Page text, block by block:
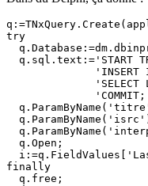
try
q.sql.text:='START
'INSERT
'SELECT
'COMMIT;
  q.Open;
finally
  q.free;